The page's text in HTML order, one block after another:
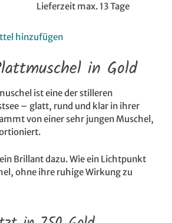
Lieferzeit max. 13 Tage
hinzufügen
in Gold
ist eine der stilleren
– glatt, rund und klar in ihrer
von einer sehr jungen Muschel,
Brillant dazu. Wie ein Lichtpunkt
ohne ihre ruhige Wirkung zu